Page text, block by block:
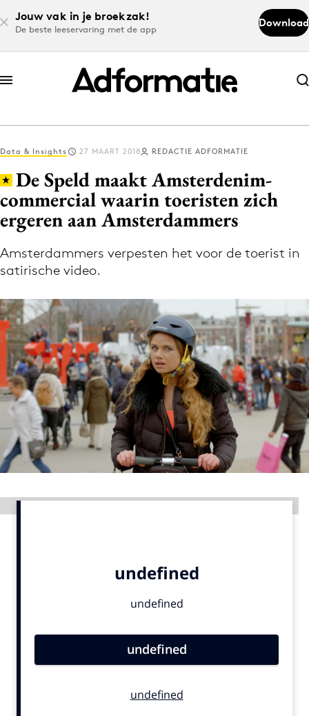
Jouw vak in je broekzak!
De beste leeservaring met de app
Download
Abonneer nu
Abonneer nu
Log in
Download de app
Volg het laatste nieuws via de Adformatie
Nieuws app
Menu
Home
9 sept: GenAI-training
12 nov: MarketingLive!
Adverteren
Events
Opleidingen
Vacatures
Bureaus
Data & Insights 27 MAART 2018 REDACTIE ADFORMATIE
De Speld maakt Amsterdenim-
commercial waarin toeristen zich
ergeren aan Amsterdammers
Amsterdammers verpesten het voor de toerist in
satirische video.